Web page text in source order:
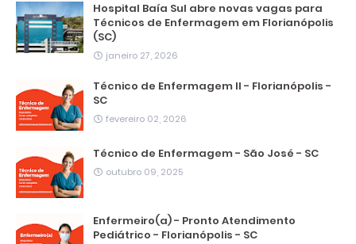
Hospital Baía Sul abre novas vagas para
Técnicos de Enfermagem em Florianópolis
(SC)
janeiro 27, 2026
Técnico de Enfermagem II - Florianópolis -
SC
fevereiro 02, 2026
Técnico de Enfermagem - São José - SC
outubro 09, 2025
Enfermeiro(a) - Pronto Atendimento
Pediátrico - Florianópolis - SC